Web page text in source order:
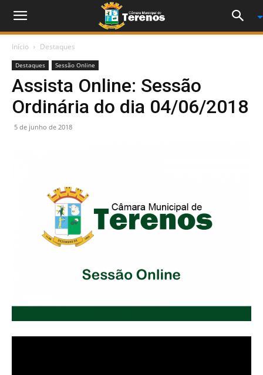
Início Destaques
Destaques Sessão Online
Assista Online: Sessão
Ordinária do dia 04/06/2018
5 de junho de 2018